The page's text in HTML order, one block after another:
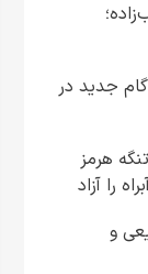
جدید در
هرمز
را آزاد
و